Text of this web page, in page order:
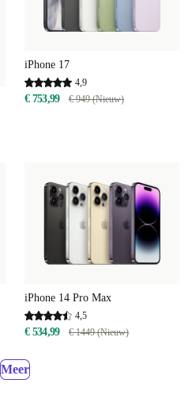
iPhone 17
4,9
€ 753,99 € 949 (Nieuw)
iPhone 14 Pro Max
4,5
€ 534,99 € 1449 (Nieuw)
Meer